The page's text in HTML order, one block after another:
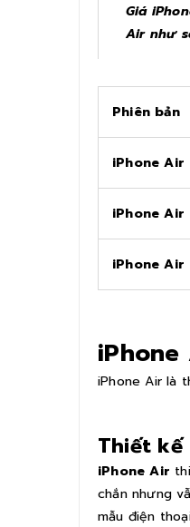
Giá
Air như
Phiên bản
iPhone Air
iPhone Air
iPhone Air
iPhone Air là
Thiết kế
iPhone Air
chắn nhưng
mẫu điện